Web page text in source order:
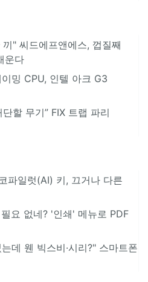
" 씨드에프앤에스, 껍질째
운다
밍 CPU, 인텔 아크 G3
할 무기” FIX 트랩 파리
파일럿(AI) 키, 끄거나 다른
요 없네? '인쇄' 메뉴로 PDF
데 웬 빅스비·시리?" 스마트폰